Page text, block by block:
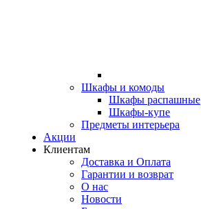
Шкафы и комоды
Шкафы распашные
Шкафы-купе
Предметы интерьера
Акции
Клиентам
Доставка и Оплата
Гарантии и возврат
О нас
Новости